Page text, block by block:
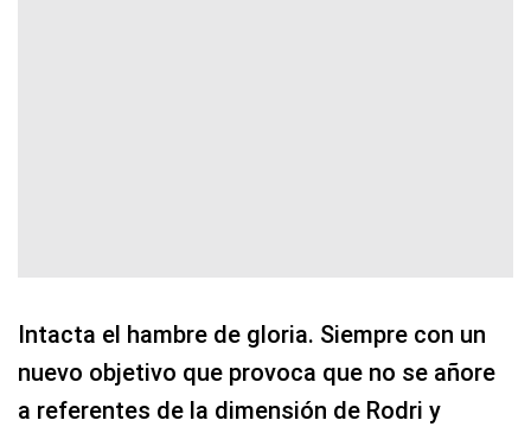
Intacta el hambre de gloria. Siempre con un
nuevo objetivo que provoca que no se añore
a referentes de la dimensión de Rodri y